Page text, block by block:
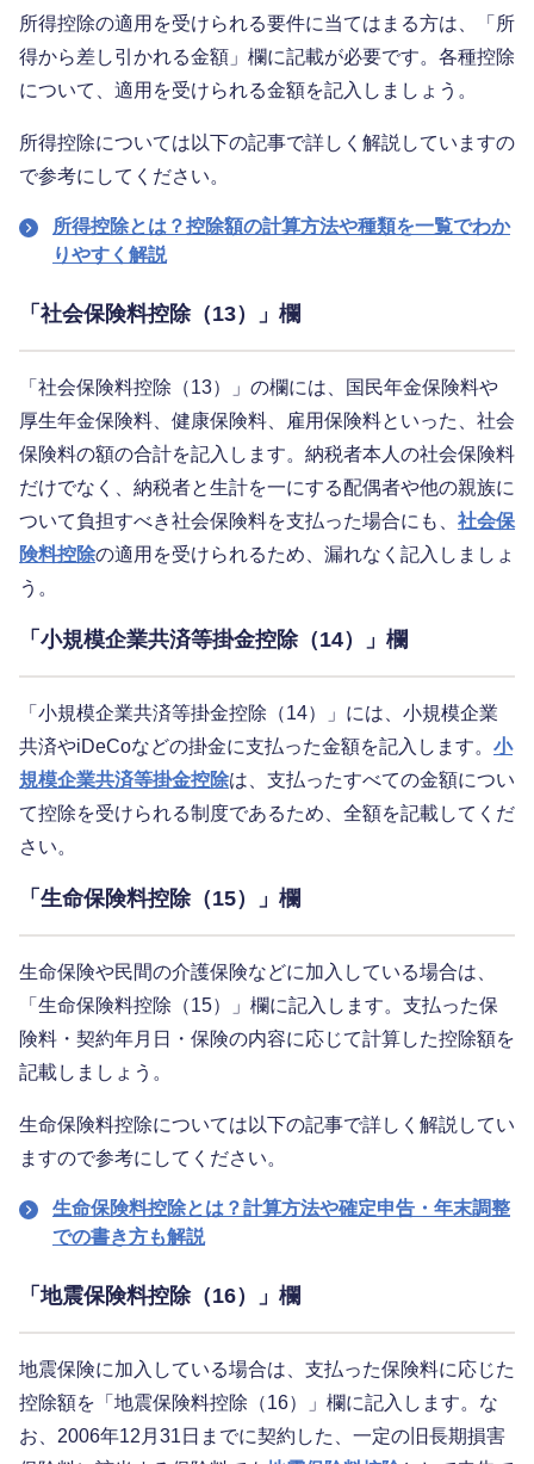
所得控除の適用を受けられる要件に当てはまる方は、「所
得から差し引かれる金額」欄に記載が必要です。各種控除
について、適用を受けられる金額を記入しましょう。
所得控除については以下の記事で詳しく解説していますの
で参考にしてください。
所得控除とは？控除額の計算方法や種類を一覧でわか
りやすく解説
「社会保険料控除（13）」欄
「社会保険料控除（13）」の欄には、国民年金保険料や
厚生年金保険料、健康保険料、雇用保険料といった、社会
保険料の額の合計を記入します。納税者本人の社会保険料
だけでなく、納税者と生計を一にする配偶者や他の親族に
ついて負担すべき社会保険料を支払った場合にも、 社会保
険料控除の適用を受けられるため、漏れなく記入しましょ
う。
「小規模企業共済等掛金控除（14）」欄
「小規模企業共済等掛金控除（14）」には、小規模企業
共済やiDeCoなどの掛金に支払った金額を記入します。 小
規模企業共済等掛金控除は、支払ったすべての金額につい
て控除を受けられる制度であるため、全額を記載してくだ
さい。
「生命保険料控除（15）」欄
生命保険や民間の介護保険などに加入している場合は、
「生命保険料控除（15）」欄に記入します。支払った保
険料・契約年月日・保険の内容に応じて計算した控除額を
記載しましょう。
生命保険料控除については以下の記事で詳しく解説してい
ますので参考にしてください。
生命保険料控除とは？計算方法や確定申告・年末調整
での書き方も解説
「地震保険料控除（16）」欄
地震保険に加入している場合は、支払った保険料に応じた
控除額を「地震保険料控除（16）」欄に記入します。な
お、2006年12月31日までに契約した、一定の旧長期損害